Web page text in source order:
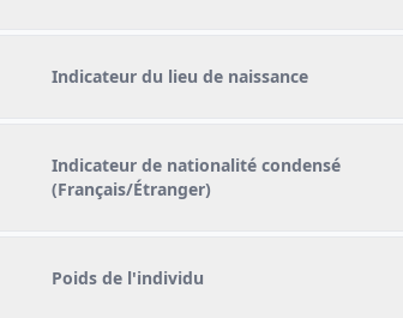
Indicateur du lieu de naissance
Indicateur de nationalité condensé
(Français/Étranger)
Poids de l'individu